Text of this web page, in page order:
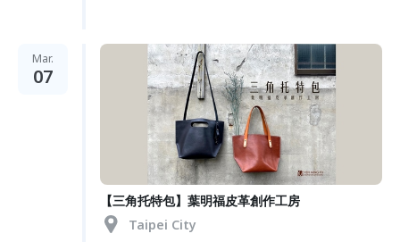
Mar.
07
【三角托特包】葉明福皮革創作工房
Taipei City